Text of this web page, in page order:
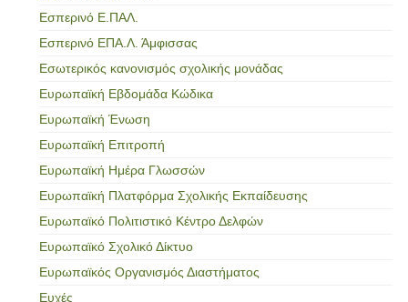
Εσπερινό Ε.ΠΑΛ.
Εσπερινό ΕΠΑ.Λ. Άμφισσας
Εσωτερικός κανονισμός σχολικής μονάδας
Ευρωπαϊκή Εβδομάδα Κώδικα
Ευρωπαϊκή Ένωση
Ευρωπαϊκή Επιτροπή
Ευρωπαϊκή Ημέρα Γλωσσών
Ευρωπαϊκή Πλατφόρμα Σχολικής Εκπαίδευσης
Ευρωπαϊκό Πολιτιστικό Κέντρο Δελφών
Ευρωπαϊκό Σχολικό Δίκτυο
Ευρωπαϊκός Οργανισμός Διαστήματος
Ευχές